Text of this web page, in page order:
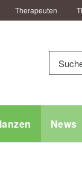
Therapeuten
News